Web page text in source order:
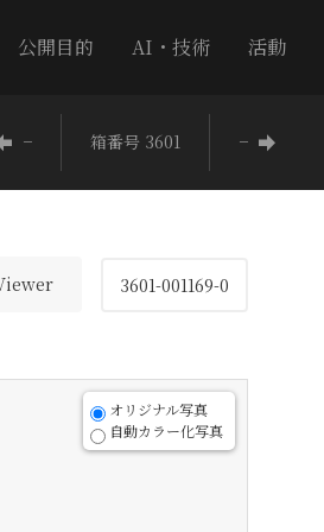
公開目的 AI・技術 活動
− 箱番号 3601 −
3601-001169-0
オリジナル写真
自動カラー化写真